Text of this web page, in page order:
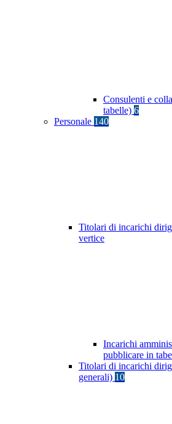
Consulenti e
tabelle) 6
Personale 140
Titolari di incarichi
vertice
Incarichi
pubblicare in
Titolari di incarichi
generali) 10